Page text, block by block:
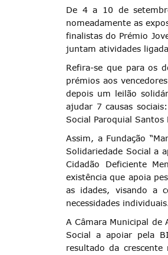
De 4 a 10 de
nomeadamente as
finalistas do Prémio
juntam atividades
Refira-se que para os
prémios aos
depois um leilão
ajudar 7 causas
Social Paroquial
Assim, a Fundação
Solidariedade Social a
Cidadão Deficiente
existência que apoia
as idades, visando a
necessidades
A Câmara Municipal de
Social a apoiar pela
resultado da crescente